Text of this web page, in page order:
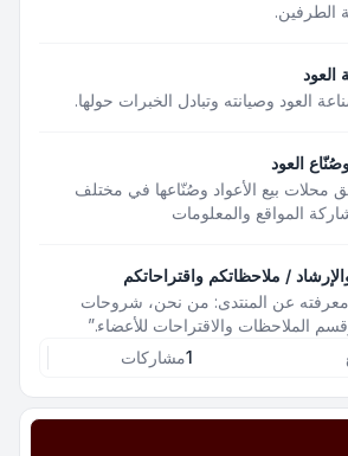
الطرفين.
العود
العود وصيانته وتبادل الخبرات حولها.
العود
محلات بيع الأعواد وصُنّاعها في مختلف
المواقع والمعلومات
/ ملاحظاتكم واقتراحاتكم
عن المنتدى: من نحن، شروحات
الملاحظات والاقتراحات للأعضاء.”
1مشاركات